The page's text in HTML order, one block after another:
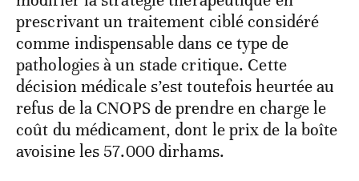
prescrivant un traitement ciblé considéré
comme indispensable dans ce type de
pathologies à un stade critique. Cette
décision médicale s’est toutefois heurtée au
refus de la CNOPS de prendre en charge le
coût du médicament, dont le prix de la boîte
avoisine les 57.000 dirhams.